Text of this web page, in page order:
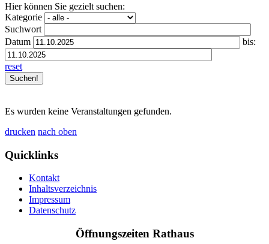
Hier können Sie gezielt suchen:
Kategorie
Suchwort
Datum
bis:
reset
Es wurden keine Veranstaltungen gefunden.
drucken nach oben
Quicklinks
Kontakt
Inhaltsverzeichnis
Impressum
Datenschutz
Öffnungszeiten Rathaus